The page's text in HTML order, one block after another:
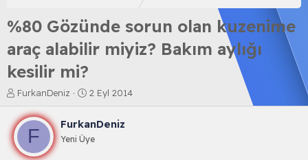
%80 Gözünde sorun olan kuzenime
araç alabilir miyiz? Bakım aylığı
kesilir mi?
K
o
n
b
u
y
FurkanDeniz
B
a
l
a
2 Eyl 2014
F
FurkanDeniz
Yeni Üye